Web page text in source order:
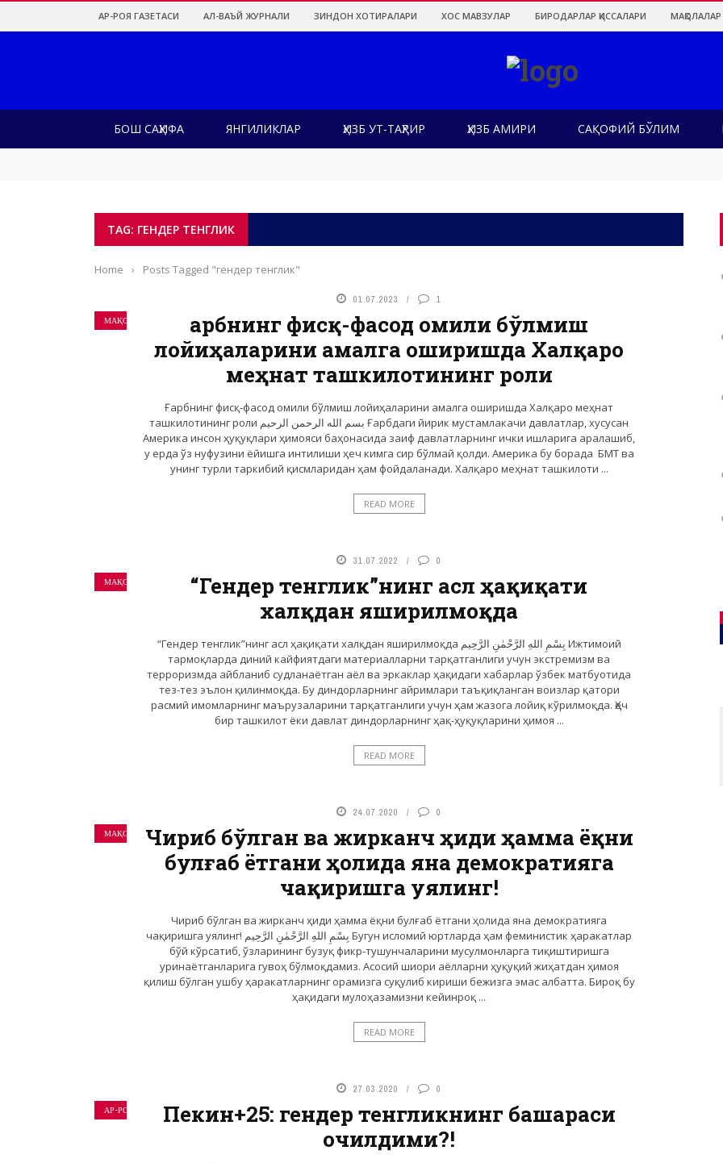
АР-РОЯ ГАЗЕТАСИ АЛ-ВАЪЙ ЖУРНАЛИ ЗИНДОН ХОТИРАЛАРИ ХОС МАВЗУЛАР БИРОДАРЛАР ҚИССАЛАРИ МАҚОЛАЛАР
БОШ САҲИФА ЯНГИЛИКЛАР ҲИЗБ УТ-ТАҲРИР ҲИЗБ АМИРИ САҚОФИЙ БЎЛИМ
Ироқ – Теҳронга хайрихоҳ бўлган қуролли гуруҳлар тақдири
Ўзини ўзи банд қилганларга каррасига солиқ юкламаси: ушбу таклиф ортида нима ётибди?
Оилалар нега пароканда бўлмоқда?
Яҳудийлар билан сулҳ тузиш — шаръан ҳаром ва сиёсий жиҳатдан хатардир
TAG: ГЕНДЕР ТЕНГЛИК
Home › Posts Tagged "гендер тенглик"
МАҚОЛАЛАР
01.07.2023 1
Ғарбнинг фисқ-фасод омили бўлмиш
лойиҳаларини амалга оширишда Халқаро
меҳнат ташкилотининг роли
Ғарбнинг фисқ-фасод омили бўлмиш лойиҳаларини амалга оширишда Халқаро меҳнат
ташкилотининг роли بسم الله الرحمن الرحيم Ғарбдаги йирик мустамлакачи давлатлар, хусусан
Америка инсон ҳуқуқлари ҳимояси баҳонасида заиф давлатларнинг ички ишларига аралашиб,
у ерда ўз нуфузини ёйишга интилиши ҳеч кимга сир бўлмай қолди. Америка бу борада БМТ ва
унинг турли таркибий қисмларидан ҳам фойдаланади. Халқаро меҳнат ташкилоти ...
READ MORE
МАҚОЛАЛАР
31.07.2022 0
“Гендер тенглик”нинг асл ҳақиқати
халқдан яширилмоқда
“Гендер тенглик”нинг асл ҳақиқати халқдан яширилмоқда بِسْمِ اللهِ الرَّحْمٰنِ الرَّحِيم Ижтимоий
тармоқларда диний кайфиятдаги материалларни тарқатганлиги учун экстремизм ва
терроризмда айбланиб судланаётган аёл ва эркаклар ҳақидаги хабарлар ўзбек матбуотида
тез-тез эълон қилинмоқда. Бу диндорларнинг айримлари таъқиқланган воизлар қатори
расмий имомларнинг маърузаларини тарқатганлиги учун ҳам жазога лойиқ кўрилмоқда. Ҳеч
бир ташкилот ёки давлат диндорларнинг ҳақ-ҳуқуқларини ҳимоя ...
READ MORE
МАҚОЛАЛАР
24.07.2020 0
Чириб бўлган ва жирканч ҳиди ҳамма ёқни
булғаб ётгани ҳолида яна демократияга
чақиришга уялинг!
Чириб бўлган ва жирканч ҳиди ҳамма ёқни булғаб ётгани ҳолида яна демократияга
чақиришга уялинг! بِسْمِ اللهِ الرَّحْمٰنِ الرَّحِيم Бугун исломий юртларда ҳам феминистик ҳаракатлар
бўй кўрсатиб, ўзларининг бузуқ фикр-тушунчаларини мусулмонларга тиқиштиришга
уринаётганларига гувоҳ бўлмоқдамиз. Асосий шиори аёлларни ҳуқуқий жиҳатдан ҳимоя
қилиш бўлган ушбу ҳаракатларнинг орамизга суқулиб кириши бежизга эмас албатта. Бироқ бу
ҳақидаги мулоҳазамизни кейинроқ ...
READ MORE
АР-РОЯ ГАЗЕТАСИ
27.03.2020 0
Пекин+25: гендер тенгликнинг башараси
очилдими?!